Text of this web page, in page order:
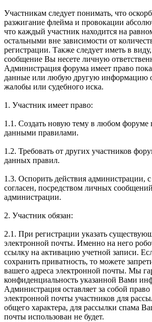
Участникам следует понимать, что
разжигание флейма и провокации
что каждый участник находится на
остальными вне зависимости от
регистрации. Также следует иметь в
сообщение Вы несете личную
Администрация форума имеет право
данные или любую другую информацию
жалобы или судебного иска.
1. Участник имеет право:
1.1. Создать новую тему в любом форуме
данными правилами.
1.2. Требовать от других участников
данных правил.
1.3. Оспорить действия администрации,
согласен, посредством личных
администрации.
2. Участник обязан:
2.1. При регистрации указать
электронной почты. Именно на него
ссылку на активацию учетной записи.
сохранить приватность, то можете
вашего адреса электронной почты. Мы
конфиденциальность указанной Вами
Администрация оставляет за собой право
электронной почты участников для
общего характера, для рассылки спама
почты использован не будет.